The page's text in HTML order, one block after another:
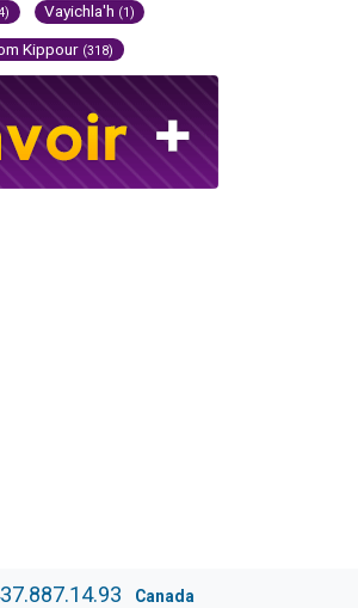
Vayichla'h (1)
Kippour (318)
Canada